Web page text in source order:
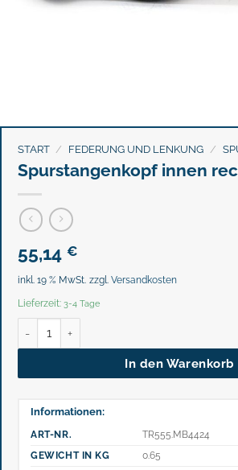
START / FEDERUNG UND LENKUNG /
Spurstangenkopf innen
55,14 €
inkl. 19 % MwSt. zzgl. Versandkosten
Lieferzeit: 3-4 Tage
In den Warenkorb
Informationen:
ART-NR.
TR555.MB4424
GEWICHT IN KG
0.65